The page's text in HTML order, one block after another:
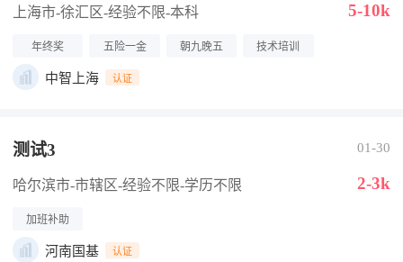
上海市-徐汇区-经验不限-本科 5-10k
年终奖 五险一金 朝九晚五 技术培训
中智上海 认证
测试3 01-30
哈尔滨市-市辖区-经验不限-学历不限 2-3k
加班补助
河南国基 认证